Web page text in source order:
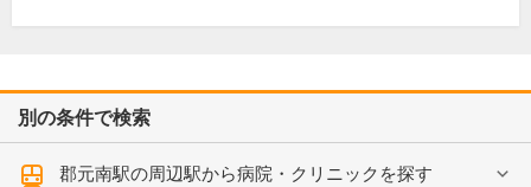
別の条件で検索
郡元南駅の周辺駅から病院・クリニックを探す